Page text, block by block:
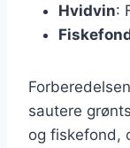
Hvidvin:
sautere
og fiskefond,